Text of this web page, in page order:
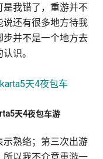
我错了，重游并不
还有很多地方待我
并不是一个地方去
识。
天4夜包车游
熟络；第三次出游